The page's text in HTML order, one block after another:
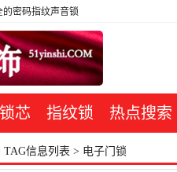
的密码指纹声音锁
芯 指纹锁 热点搜索
TAG信息列表 > 电子门锁